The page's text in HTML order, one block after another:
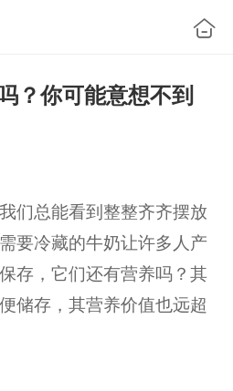
？你可能意想不到
总能看到整整齐齐摆放
要冷藏的牛奶让许多人产
存，它们还有营养吗？其
储存，其营养价值也远超